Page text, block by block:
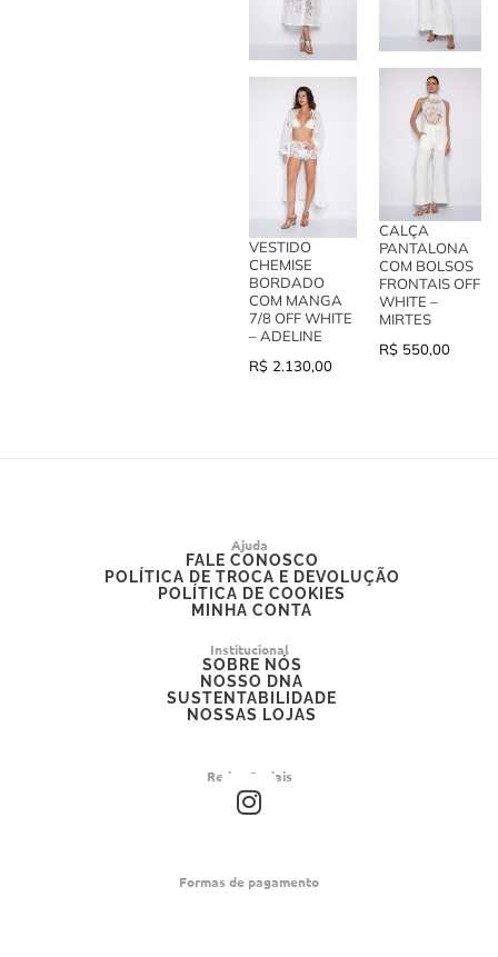
VESTIDO
CHEMISE
BORDADO
COM MANGA
7/8 OFF WHITE
– ADELINE
R$ 2.130,00
CALÇA
PANTALONA
COM BOLSOS
FRONTAIS OFF
WHITE –
MIRTES
R$ 550,00
Ajuda
FALE CONOSCO
POLÍTICA DE TROCA E DEVOLUÇÃO
POLÍTICA DE COOKIES
MINHA CONTA
Institucional
SOBRE NÓS
NOSSO DNA
SUSTENTABILIDADE
NOSSAS LOJAS
Redes Sociais
I
n
t
Formas de pagamento